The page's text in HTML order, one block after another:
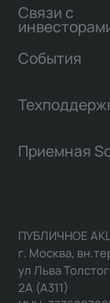
Связи с
События
Приемная
ПУБЛИЧНОЕ
г. Москва,
ул Льва
2А (А311)